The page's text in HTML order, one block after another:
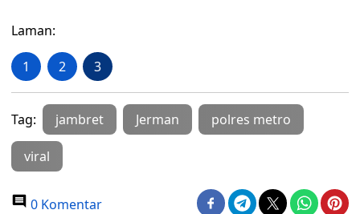
Laman:
1 2 3
Tag: jambret Jerman polres metro
viral
0 Komentar